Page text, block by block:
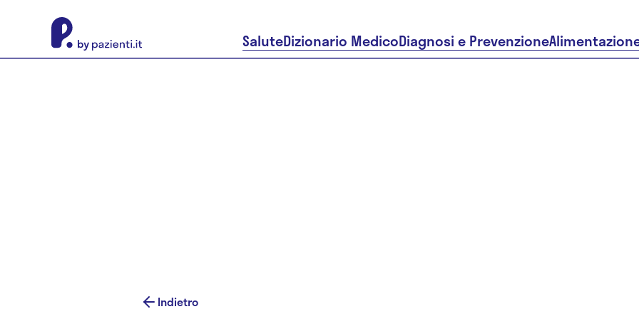
SaluteDizionario MedicoDiagnosi e Prevenzione
Indietro